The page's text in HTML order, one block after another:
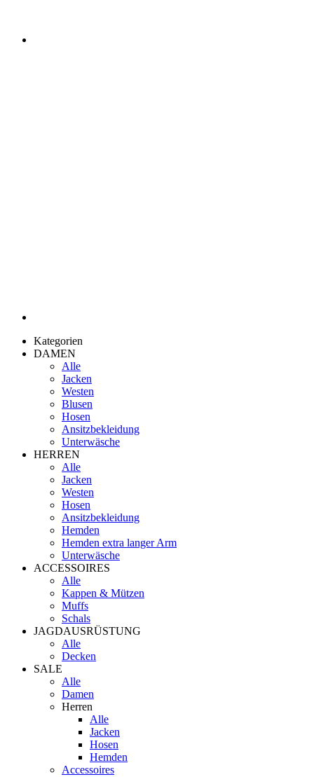
Kategorien
DAMEN
Alle
Jacken
Westen
Blusen
Hosen
Ansitzbekleidung
Unterwäsche
HERREN
Alle
Jacken
Westen
Hosen
Ansitzbekleidung
Hemden
Hemden extra langer Arm
Unterwäsche
ACCESSOIRES
Alle
Kappen & Mützen
Muffs
Schals
JAGDAUSRÜSTUNG
Alle
Decken
SALE
Alle
Damen
Herren
Alle
Jacken
Hosen
Hemden
Accessoires